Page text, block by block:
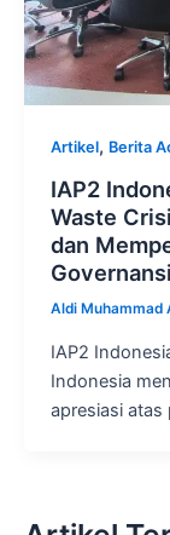
Artikel, Berita
IAP2
Waste
dan
Aldi Muhammad
IAP2
Indonesia
apresiasi atas